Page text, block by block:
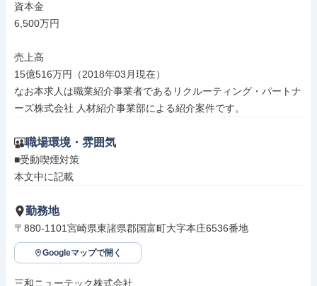
資本金
6,500万円
売上高
15億516万円（2018年03月現在）
なお本求人は職業紹介事業者であるリクルーティング・パートナ
ーズ株式会社 人材紹介事業部による紹介案件です。
職場環境・雰囲気
■受動喫煙対策
本文中に記載
勤務地
〒880-1101宮崎県東諸県郡国富町大字本庄6536番地
Googleマップで開く
三和ニューテック株式会社